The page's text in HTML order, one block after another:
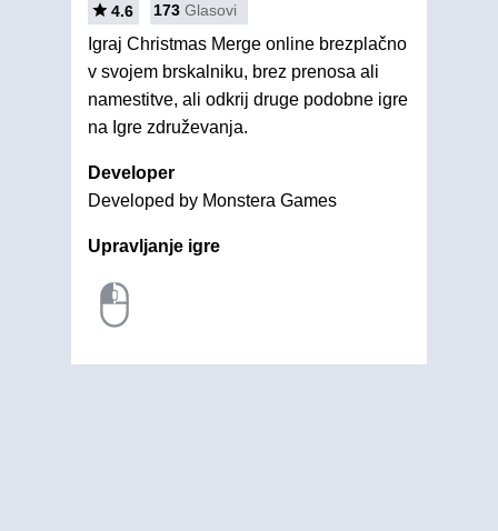
4.6 173 Glasovi
Igraj Christmas Merge online brezplačno
v svojem brskalniku, brez prenosa ali
namestitve, ali odkrij druge podobne igre
na Igre združevanja.
Developer
Developed by Monstera Games
Upravljanje igre